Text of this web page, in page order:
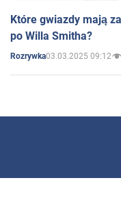
Które gwiazdy mają
po Willa Smitha?
Rozrywka03.03.2025 09:12